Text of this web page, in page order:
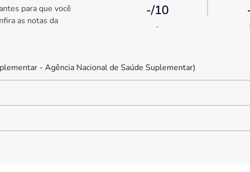
para que você
as notas da
-/10
-
- Agência Nacional de Saúde Suplementar)